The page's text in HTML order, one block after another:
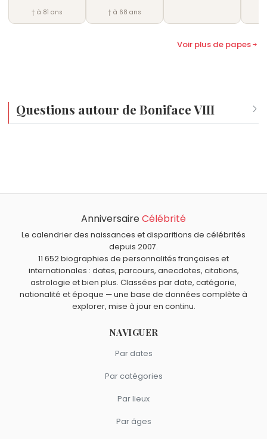
† à 81 ans
† à 68 ans
Voir plus de papes
Questions autour de Boniface VIII
AnniversaireCélébrité
Le calendrier des naissances et disparitions de célébrités
depuis 2007.
11 652 biographies de personnalités françaises et
internationales : dates, parcours, anecdotes, citations,
astrologie et bien plus. Classées par date, catégorie,
nationalité et époque — une base de données complète à
explorer, mise à jour en continu.
NAVIGUER
Par dates
Par catégories
Par lieux
Par âges